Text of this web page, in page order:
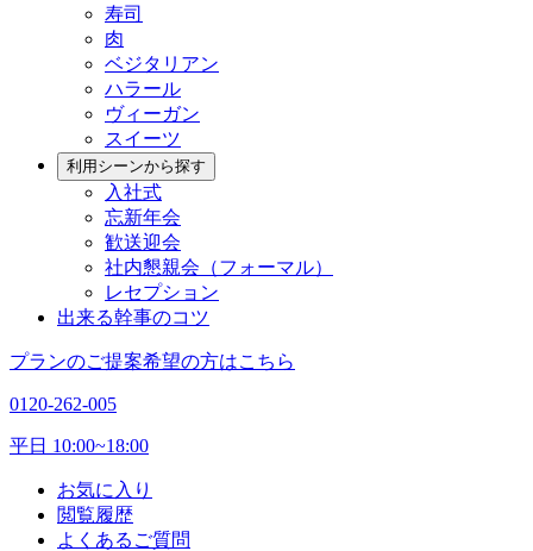
寿司
肉
ベジタリアン
ハラール
ヴィーガン
スイーツ
利用シーンから探す
入社式
忘新年会
歓送迎会
社内懇親会（フォーマル）
レセプション
出来る幹事のコツ
プランのご提案希望の方はこちら
0120-262-005
平日 10:00~18:00
お気に入り
閲覧履歴
よくあるご質問